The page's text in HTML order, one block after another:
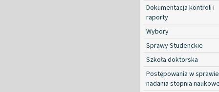
Dokumentacja kontroli i
raporty
Wybory
Sprawy Studenckie
Szkoła doktorska
Postępowania w sprawie
nadania stopnia